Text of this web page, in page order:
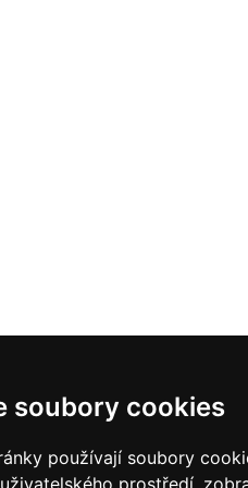
soubory cookies
používají soubory
prostředí,